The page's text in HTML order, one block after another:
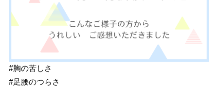
#胸の苦しさ
#足腰のつらさ